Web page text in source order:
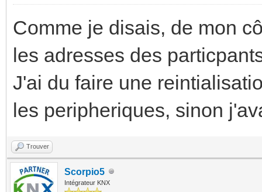
Comme je disais, de mon
les adresses des
J'ai du faire une
les peripheriques, sinon
Trouver
Scorpio5
Intégrateur KNX